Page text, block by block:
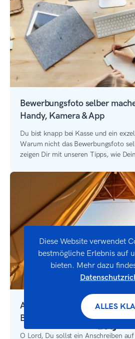
Bewerbungsfoto selber
Handy, Kamera & App
Du bist knapp bei Kasse und ein
Warum nicht das Bewerbungsfoto
zeigen Dir mit unseren Tipps, wie
Anschreiben auf Englisch:
Beispiele
O Lord, Du sollst ein Anschreiben
Diese Website verwendet
bestmögliche Erlebnis auf
bieten. Mehr dazu
ALLES